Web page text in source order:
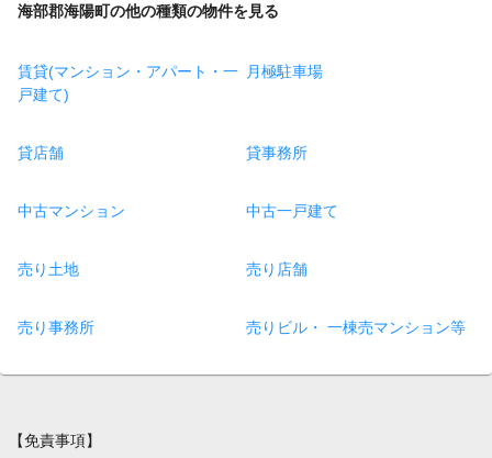
海部郡海陽町の他の種類の物件を見る
賃貸(マンション・アパート・一
戸建て)
月極駐車場
貸店舗 貸事務所
中古マンション 中古一戸建て
売り土地 売り店舗
売り事務所 売りビル・ 一棟売マンション等
【免責事項】